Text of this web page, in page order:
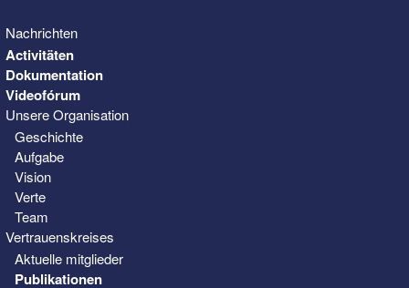
Nachrichten
Activitäten
Dokumentation
Videofórum
Unsere Organisation
Geschichte
Aufgabe
Vision
Verte
Team
Vertrauenskreises
Aktuelle mitglieder
Publikationen